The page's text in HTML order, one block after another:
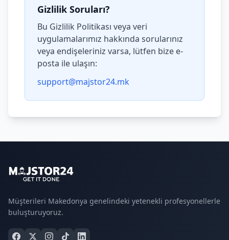
Gizlilik Soruları?
Bu Gizlilik Politikası veya veri
uygulamalarımız hakkında sorularınız
veya endişeleriniz varsa, lütfen bize e-
posta ile ulaşın:
support@majstor24.mk
Müşterileri Makedonya genelindeki yetenekli profesyonellerle
buluşturuyoruz.